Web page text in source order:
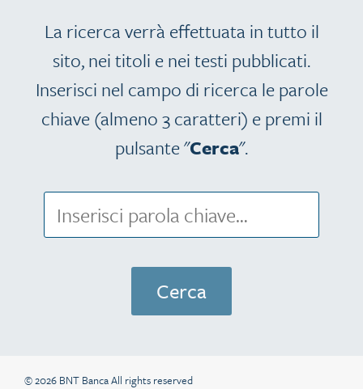
La ricerca verrà effettuata in tutto il
sito, nei titoli e nei testi pubblicati.
Inserisci nel campo di ricerca le parole
chiave (almeno 3 caratteri) e premi il
pulsante "Cerca".
© 2026 BNT Banca All rights reserved